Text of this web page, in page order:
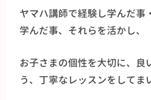
ヤマハ講師で経験し学んだ事
学んだ事、それらを活かし、
お子さまの個性を大切に、良
う、丁寧なレッスンをしてま